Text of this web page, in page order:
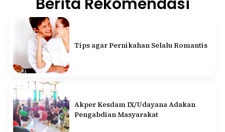
Tips agar Pernikahan Selalu Romantis
Akper Kesdam IX/Udayana Adakan
Pengabdian Masyarakat